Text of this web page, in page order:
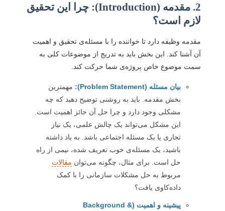
2. مقدمه (Introduction): چرا این تحقیق
لازم است؟
مقدمه وظیفه دارد تا خواننده را با مسئله‌ی تحقیق و اهمیت
آن آشنا کند. این بخش باید به تدریج از موضوعات کلی به
سمت موضوع خاص پروژه‌ی شما حرکت کند.
بیان مسئله (Problem Statement):
مهمترین
بخش مقدمه. باید به روشنی توضیح دهید که چه
مشکلی وجود دارد و چرا حل آن حائز اهمیت است.
این مشکل می‌تواند یک چالش علمی، یک نیاز
تجاری یا یک مسئله اجتماعی باشد. به یاد داشته
باشید، یک مسئله‌ی خوب تعریف شده، نیمی از راه
حل است. برای مثال، چگونه می‌توان مقالات
مربوط به حل مشکلات سازمانی را با کمک
داده‌کاوی یافت؟
پیشینه و اهمیت (Background &